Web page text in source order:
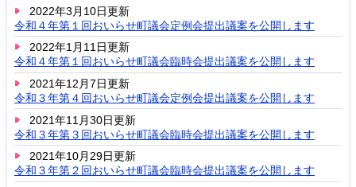
2022年3月10日更新
令和４年第１回おいらせ町議会定例会提出議案を公開します
2022年1月11日更新
令和４年第１回おいらせ町議会臨時会提出議案を公開します
2021年12月7日更新
令和３年第４回おいらせ町議会定例会提出議案を公開します
2021年11月30日更新
令和３年第３回おいらせ町議会臨時会提出議案を公開します
2021年10月29日更新
令和３年第２回おいらせ町議会臨時会提出議案を公開します